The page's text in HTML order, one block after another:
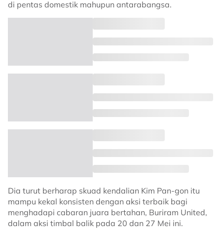
di pentas domestik mahupun antarabangsa.
Dia turut berharap skuad kendalian Kim Pan-gon itu
mampu kekal konsisten dengan aksi terbaik bagi
menghadapi cabaran juara bertahan, Buriram United,
dalam aksi timbal balik pada 20 dan 27 Mei ini.